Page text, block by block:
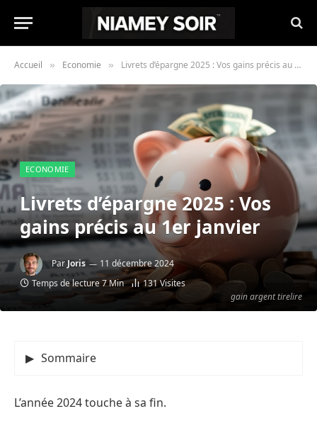
Accueil » Economie » Livrets d’épargne 2025 : Vos gains précis au 1er janvier
gain argent tirelire
ECONOMIE
Livrets d’épargne 2025 : Vos
gains précis au 1er janvier
ParJoris
11 décembre 2024
Temps de lecture 7 Min
131Visites
Sommaire
L’année 2024 touche à sa fin.